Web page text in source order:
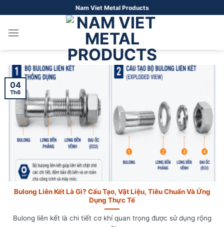
qua
nội
Nam Viet Metal Products
Bulong Liên Kết Là Gì? Cấu Tạo, Vật Liệu, Tiêu Chuẩn Và Ứng
Dụng Thực Tế
Bulong liên kết là chi tiết cơ khí quan trọng được sử dụng rộng
04
Th6